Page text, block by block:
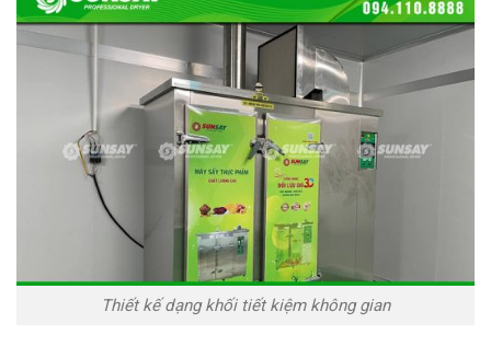
Thiết kế dạng khối tiết kiệm không gian